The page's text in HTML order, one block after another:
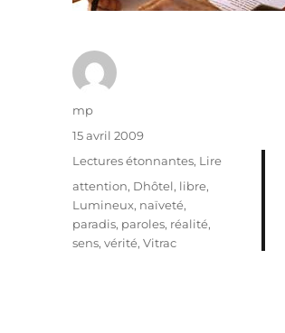
Auteur
mp
Publié
15 avril 2009
Catégories
Lectures étonnantes, Lire
Étiquettes
attention, Dhôtel, libre,
Lumineux, naïveté,
paradis, paroles, réalité,
sens,vérité,Vitrac